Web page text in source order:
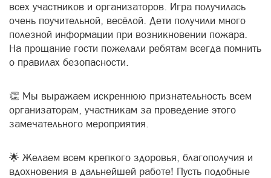
всех участников и организаторов. Игра получилась
очень поучительной, весёлой. Дети получили много
полезной информации при возникновении пожара.
На прощание гости пожелали ребятам всегда помнить
о правилах безопасности.
👏 Мы выражаем искреннюю признательность всем
организаторам, участникам за проведение этого
замечательного мероприятия.
🌟 Желаем всем крепкого здоровья, благополучия и
вдохновения в дальнейшей работе! Пусть подобные